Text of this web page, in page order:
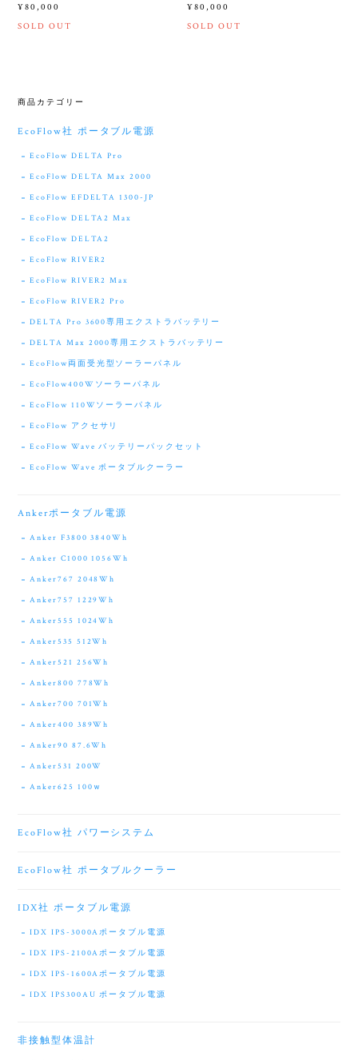
¥80,000
SOLD OUT
¥80,000
SOLD OUT
商品カテゴリー
EcoFlow社 ポータブル電源
EcoFlow DELTA Pro
EcoFlow DELTA Max 2000
EcoFlow EFDELTA 1300-JP
EcoFlow DELTA2 Max
EcoFlow DELTA2
EcoFlow RIVER2
EcoFlow RIVER2 Max
EcoFlow RIVER2 Pro
DELTA Pro 3600専用エクストラバッテリー
DELTA Max 2000専用エクストラバッテリー
EcoFlow両面受光型ソーラーパネル
EcoFlow400Wソーラーパネル
EcoFlow 110Wソーラーパネル
EcoFlow アクセサリ
EcoFlow Wave バッテリーパックセット
EcoFlow Wave ポータブルクーラー
Ankerポータブル電源
Anker F3800 3840Wh
Anker C1000 1056Wh
Anker767 2048Wh
Anker757 1229Wh
Anker555 1024Wh
Anker535 512Wh
Anker521 256Wh
Anker800 778Wh
Anker700 701Wh
Anker400 389Wh
Anker90 87.6Wh
Anker531 200W
Anker625 100ｗ
EcoFlow社 パワーシステム
EcoFlow社 ポータブルクーラー
IDX社 ポータブル電源
IDX IPS-3000Aポータブル電源
IDX IPS-2100Aポータブル電源
IDX IPS-1600Aポータブル電源
IDX IPS300AU ポータブル電源
非接触型体温計